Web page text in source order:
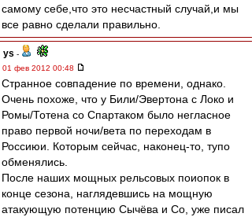
самому себе,что это несчастный случай,и мы
все равно сделали правильно.
ys -
01 фев 2012 00:48
Странное совпадение по времени, однако.
Очень похоже, что у Били/Эвертона с Локо и
Ромы/Тотена со Спартаком было негласное
право первой ночи/вета по переходам в
Россиюи. Которым сейчас, наконец-то, тупо
обменялись.
После наших мощных рельсовых поиопок в
конце сезона, наглядевшись на мощную
атакующую потенцию Сычёва и Со, уже писал